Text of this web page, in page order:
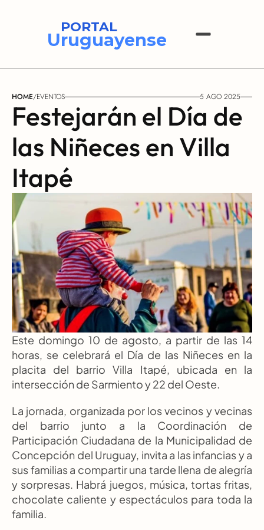
PORTAL
Uruguayense
HOME/EVENTOS 5 AGO 2025
Festejarán el Día de
las Niñeces en Villa
Itapé
Este domingo 10 de agosto, a partir de las 14
horas, se celebrará el Día de las Niñeces en la
placita del barrio Villa Itapé, ubicada en la
intersección de Sarmiento y 22 del Oeste.
La jornada, organizada por los vecinos y vecinas
del barrio junto a la Coordinación de
Participación Ciudadana de la Municipalidad de
Concepción del Uruguay, invita a las infancias y a
sus familias a compartir una tarde llena de alegría
y sorpresas. Habrá juegos, música, tortas fritas,
chocolate caliente y espectáculos para toda la
familia.